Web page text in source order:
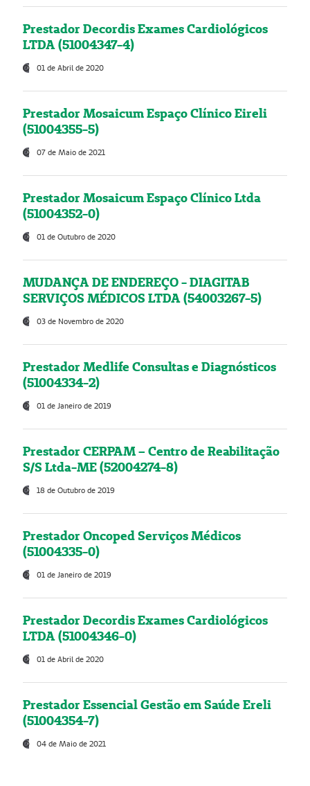
Prestador Decordis Exames Cardiológicos
LTDA (51004347-4)
01 de Abril de 2020
Prestador Mosaicum Espaço Clínico Eireli
(51004355-5)
07 de Maio de 2021
Prestador Mosaicum Espaço Clínico Ltda
(51004352-0)
01 de Outubro de 2020
MUDANÇA DE ENDEREÇO - DIAGITAB
SERVIÇOS MÉDICOS LTDA (54003267-5)
03 de Novembro de 2020
Prestador Medlife Consultas e Diagnósticos
(51004334-2)
01 de Janeiro de 2019
Prestador CERPAM – Centro de Reabilitação
S/S Ltda-ME (52004274-8)
18 de Outubro de 2019
Prestador Oncoped Serviços Médicos
(51004335-0)
01 de Janeiro de 2019
Prestador Decordis Exames Cardiológicos
LTDA (51004346-0)
01 de Abril de 2020
Prestador Essencial Gestão em Saúde Ereli
(51004354-7)
04 de Maio de 2021